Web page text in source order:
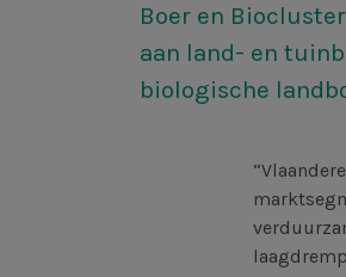
Boer en
aan land- en
biologische